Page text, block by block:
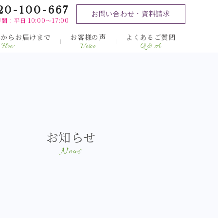
100-667
間：平日 10:00～17:00
お問い合わせ・資料請求
らお届けまで
Flow
お客様の声
Voice
よくあるご質問
Q & A
お知らせ
News